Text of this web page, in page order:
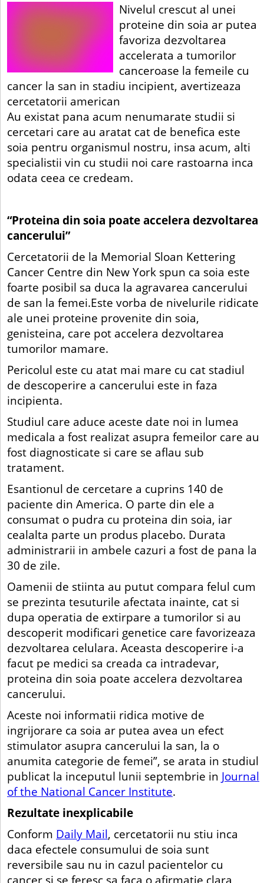
Nivelul crescut al unei
proteine din soia ar putea
favoriza dezvoltarea
accelerata a tumorilor
canceroase la femeile cu
cancer la san in stadiu incipient, avertizeaza
cercetatorii american
Au existat pana acum nenumarate studii si
cercetari care au aratat cat de benefica este
soia pentru organismul nostru, insa acum, alti
specialistii vin cu studii noi care rastoarna inca
odata ceea ce credeam.
“Proteina din soia poate accelera dezvoltarea
cancerului”
Cercetatorii de la Memorial Sloan Kettering
Cancer Centre din New York spun ca soia este
foarte posibil sa duca la agravarea cancerului
de san la femei.Este vorba de nivelurile ridicate
ale unei proteine provenite din soia,
genisteina, care pot accelera dezvoltarea
tumorilor mamare.
Pericolul este cu atat mai mare cu cat stadiul
de descoperire a cancerului este in faza
incipienta.
Studiul care aduce aceste date noi in lumea
medicala a fost realizat asupra femeilor care au
fost diagnosticate si care se aflau sub
tratament.
Esantionul de cercetare a cuprins 140 de
paciente din America. O parte din ele a
consumat o pudra cu proteina din soia, iar
cealalta parte un produs placebo. Durata
administrarii in ambele cazuri a fost de pana la
30 de zile.
Oamenii de stiinta au putut compara felul cum
se prezinta tesuturile afectata inainte, cat si
dupa operatia de extirpare a tumorilor si au
descoperit modificari genetice care favorizeaza
dezvoltarea celulara. Aceasta descoperire i-a
facut pe medici sa creada ca intradevar,
proteina din soia poate accelera dezvoltarea
cancerului.
Aceste noi informatii ridica motive de
ingrijorare ca soia ar putea avea un efect
stimulator asupra cancerului la san, la o
anumita categorie de femei”, se arata in studiul
publicat la inceputul lunii septembrie in Journal
of the National Cancer Institute.
Rezultate inexplicabile
Conform Daily Mail, cercetatorii nu stiu inca
daca efectele consumului de soia sunt
reversibile sau nu in cazul pacientelor cu
cancer si se feresc sa faca o afirmatie clara